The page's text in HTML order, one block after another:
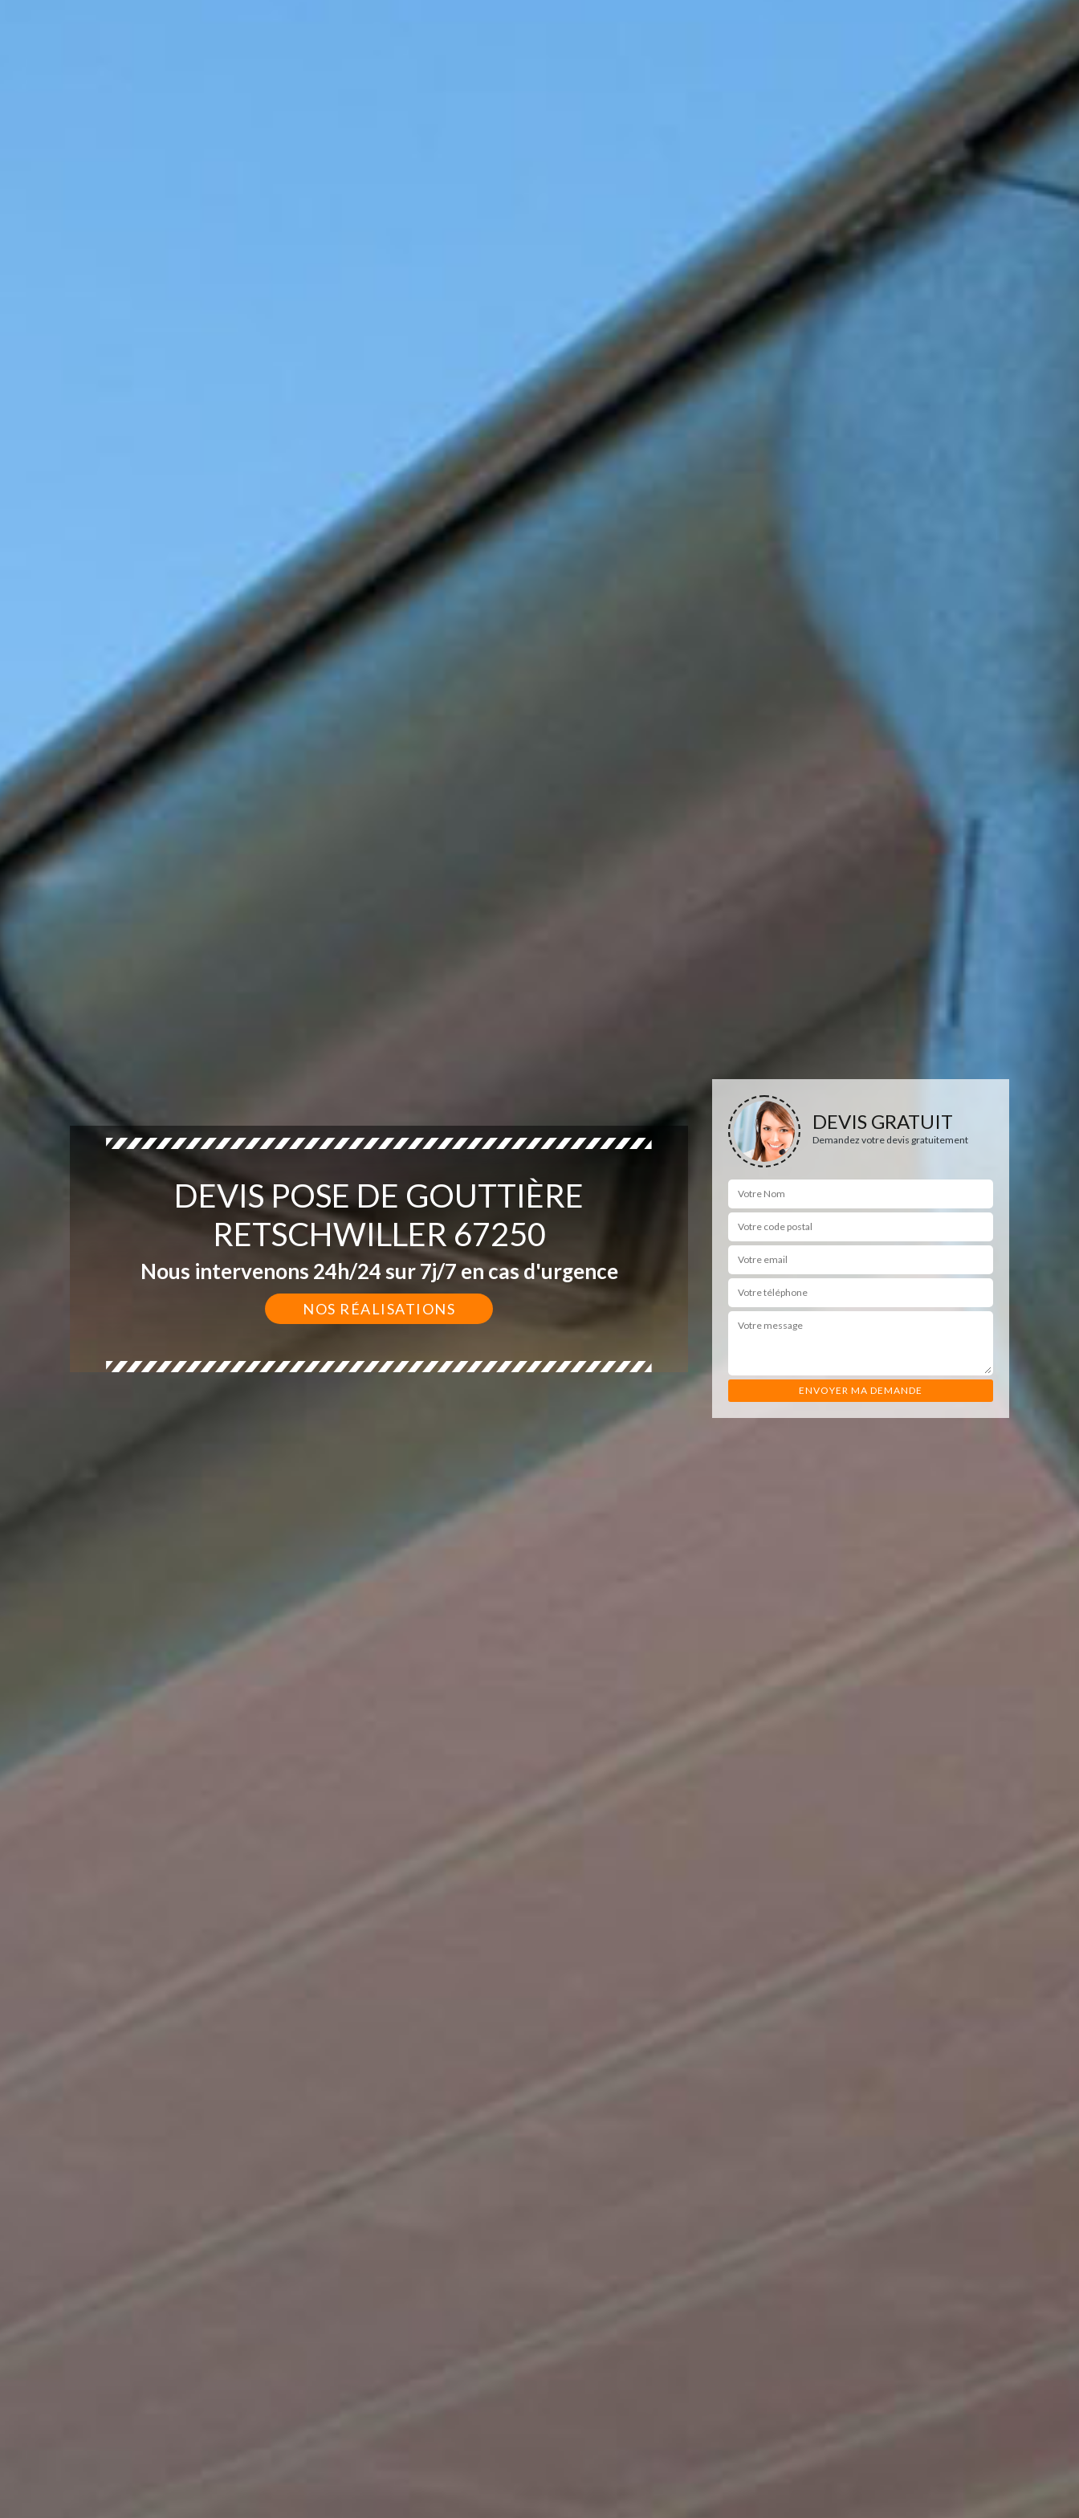
DEVIS POSE DE GOUTTIÈRE
RETSCHWILLER 67250
Nous intervenons 24h/24 sur 7j/7 en cas d'urgence
NOS RÉALISATIONS
DEVIS GRATUIT
Demandez votre devis gratuitement